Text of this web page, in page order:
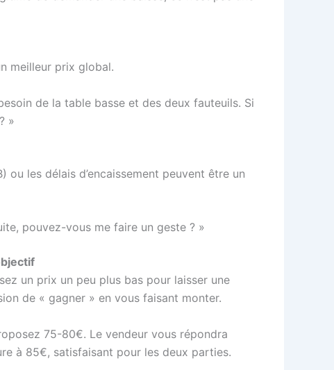
meilleur prix global.
de la table basse et des deux fauteuils. Si
»
les délais d’encaissement peuvent être un
pouvez-vous me faire un geste ? »
un prix un peu plus bas pour laisser une
de « gagner » en vous faisant monter.
75-80€. Le vendeur vous répondra
à 85€, satisfaisant pour les deux parties.